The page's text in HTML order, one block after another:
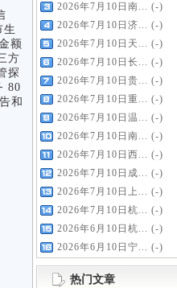
生
额
方
探
80
和
2026年7月10日南... (-)
2026年7月10日济... (-)
2026年7月10日天... (-)
2026年7月10日长... (-)
2026年7月10日贵... (-)
2026年7月10日重... (-)
2026年7月10日温... (-)
2026年7月10日南... (-)
2026年7月10日西... (-)
2026年7月10日成... (-)
2026年7月10日上... (-)
2026年7月10日杭... (-)
2026年6月10日杭... (-)
2026年6月10日宁... (-)
热门文章